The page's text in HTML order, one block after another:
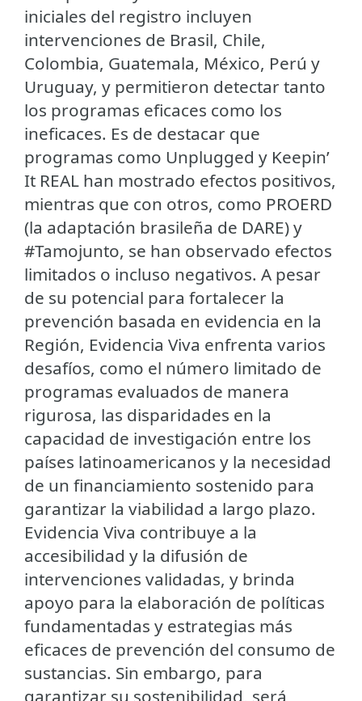
iniciales del registro incluyen
intervenciones de Brasil, Chile,
Colombia, Guatemala, México, Perú y
Uruguay, y permitieron detectar tanto
los programas eficaces como los
ineficaces. Es de destacar que
programas como Unplugged y Keepin’
It REAL han mostrado efectos positivos,
mientras que con otros, como PROERD
(la adaptación brasileña de DARE) y
#Tamojunto, se han observado efectos
limitados o incluso negativos. A pesar
de su potencial para fortalecer la
prevención basada en evidencia en la
Región, Evidencia Viva enfrenta varios
desafíos, como el número limitado de
programas evaluados de manera
rigurosa, las disparidades en la
capacidad de investigación entre los
países latinoamericanos y la necesidad
de un financiamiento sostenido para
garantizar la viabilidad a largo plazo.
Evidencia Viva contribuye a la
accesibilidad y la difusión de
intervenciones validadas, y brinda
apoyo para la elaboración de políticas
fundamentadas y estrategias más
eficaces de prevención del consumo de
sustancias. Sin embargo, para
garantizar su sostenibilidad, será